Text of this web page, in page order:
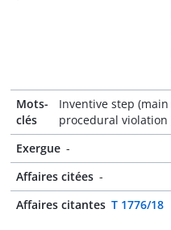
Mots-
clés
Inventive step
procedural violation
Exergue -
Affaires citées -
Affaires citantes T 1776/18